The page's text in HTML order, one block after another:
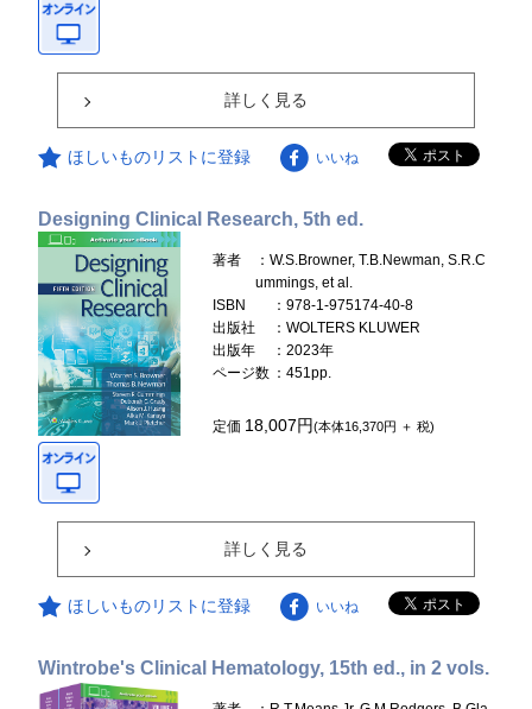
詳しく見る
ほしいものリストに登録 いいね
Designing Clinical Research, 5th ed.
著者
：W.S.Browner, T.B.Newman, S.R.C
ummings, et al.
ISBN
：978-1-975174-40-8
出版社
：WOLTERS KLUWER
出版年
：2023年
ページ数 ：451pp.
定価 18,007円(本体16,370円 ＋ 税)
詳しく見る
ほしいものリストに登録 いいね
Wintrobe's Clinical Hematology, 15th ed., in 2 vols.